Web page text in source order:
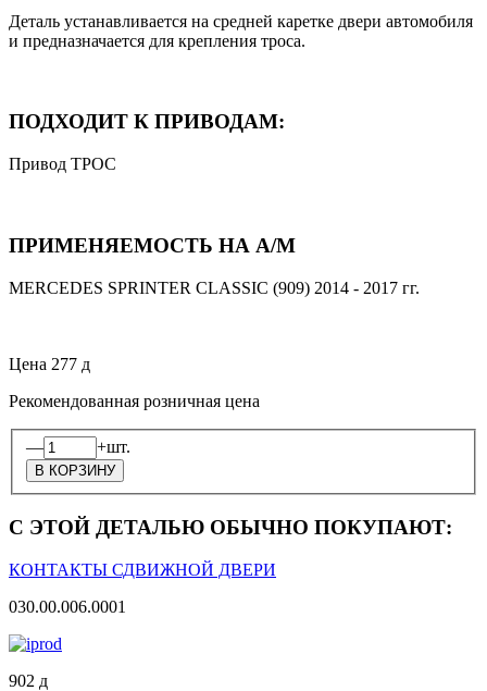
Деталь устанавливается на средней каретке двери автомобиля
и предназначается для крепления троса.
ПОДХОДИТ К ПРИВОДАМ:
Привод ТРОС
ПРИМЕНЯЕМОСТЬ НА А/М
MERCEDES SPRINTER CLASSIC (909) 2014 - 2017 гг.
Цена 277 д
Рекомендованная розничная цена
— +шт.
С ЭТОЙ ДЕТАЛЬЮ ОБЫЧНО ПОКУПАЮТ:
КОНТАКТЫ СДВИЖНОЙ ДВЕРИ
030.00.006.0001
902 д